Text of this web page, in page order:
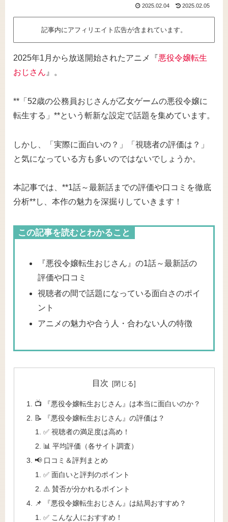
2025.02.04 2025.02.05
記事内にアフィリエイト広告が含まれています。
2025年1月から放送開始されたアニメ『悪役令嬢転生
おじさん 』。
**「52歳の公務員おじさんが乙女ゲームの悪役令嬢に
転生する」**という斬新な設定で話題を集めています。
しかし、「実際に面白いの？」「視聴者の評価は？」
と気になっている方も多いのではないでしょうか。
本記事では、**1話～最新話までの評価や口コミを徹底
分析**し、本作の魅力を深掘りしていきます！
この記事を読むとわかること
『悪役令嬢転生おじさん』の1話～最新話の
評価や口コミ
視聴者の間で話題になっている面白さのポイ
ント
アニメの魅力や合う人・合わない人の特徴
目次
📺 『悪役令嬢転生おじさん』は本当に面白いのか？
📝 『悪役令嬢転生おじさん』の評価は？
✅ 視聴者の満足度は高め！
📊 平均評価（各サイト調査）
📢 口コミ＆評判まとめ
✅ 面白いと評判のポイント
⚠️ 賛否が分かれるポイント
📌 『悪役令嬢転生おじさん』は結局おすすめ？
✅ こんな人におすすめ！